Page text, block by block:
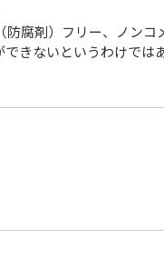
腐剤）フリー、ノンコ
きないというわけでは